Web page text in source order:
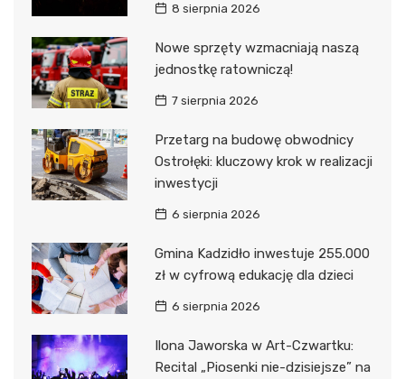
8 sierpnia 2026
Nowe sprzęty wzmacniają naszą
jednostkę ratowniczą!
7 sierpnia 2026
Przetarg na budowę obwodnicy
Ostrołęki: kluczowy krok w realizacji
inwestycji
6 sierpnia 2026
Gmina Kadzidło inwestuje 255.000
zł w cyfrową edukację dla dzieci
6 sierpnia 2026
Ilona Jaworska w Art-Czwartku:
Recital „Piosenki nie-dzisiejsze” na